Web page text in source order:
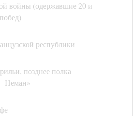
войны (одержавшие 20 и
республики
позднее полка
Неман»